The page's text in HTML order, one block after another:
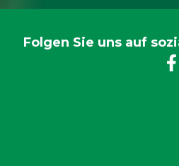
Folgen Sie uns auf